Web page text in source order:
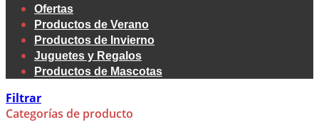
Ofertas
Productos de Verano
Productos de Invierno
Juguetes y Regalos
Productos de Mascotas
Filtrar
Categorías de producto